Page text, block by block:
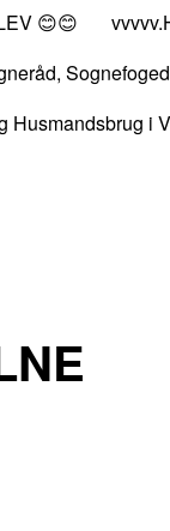
😊😊
Sognefoged
Husmandsbrug i